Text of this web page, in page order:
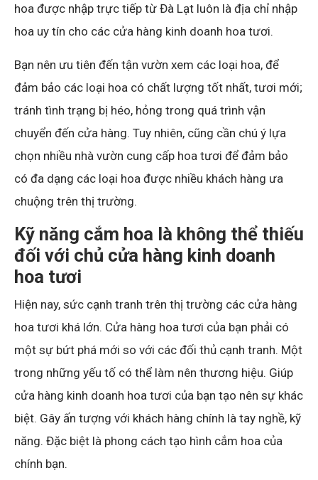
hoa được nhập trực tiếp từ Đà Lạt luôn là địa chỉ nhập
hoa uy tín cho các cửa hàng kinh doanh hoa tươi.
Bạn nên ưu tiên đến tận vườn xem các loại hoa, để
đảm bảo các loại hoa có chất lượng tốt nhất, tươi mới;
tránh tình trạng bị héo, hỏng trong quá trình vận
chuyển đến cửa hàng. Tuy nhiên, cũng cần chú ý lựa
chọn nhiều nhà vườn cung cấp hoa tươi để đảm bảo
có đa dạng các loại hoa được nhiều khách hàng ưa
chuộng trên thị trường.
Kỹ năng cắm hoa là không thể thiếu
đối với chủ cửa hàng kinh doanh
hoa tươi
Hiện nay, sức cạnh tranh trên thị trường các cửa hàng
hoa tươi khá lớn. Cửa hàng hoa tươi của bạn phải có
một sự bứt phá mới so với các đối thủ cạnh tranh. Một
trong những yếu tố có thể làm nên thương hiệu. Giúp
cửa hàng kinh doanh hoa tươi của bạn tạo nên sự khác
biệt. Gây ấn tượng với khách hàng chính là tay nghề, kỹ
năng. Đặc biệt là phong cách tạo hình cắm hoa của
chính bạn.